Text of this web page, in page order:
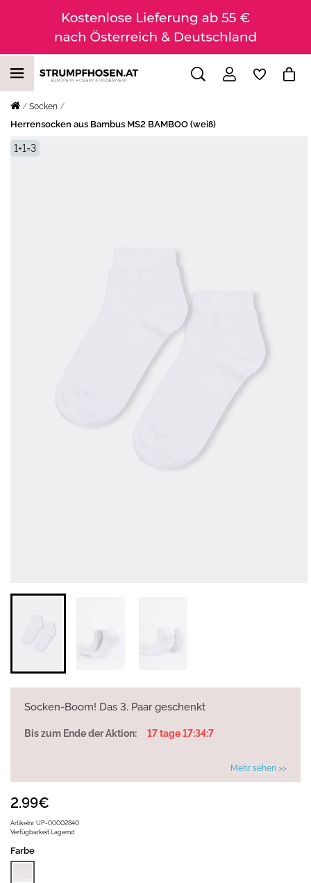
Socken
Herrensocken aus Bambus MS2 BAMBOO (weiß)
1+1=3
Socken-Boom! Das 3. Paar geschenkt
Bis zum Ende der Aktion: 17 tage 17:34:7
Mehr sehen >>
Artikelnr. UP-00002840
Verfügbarkeit Lagernd
2.99€
Farbe